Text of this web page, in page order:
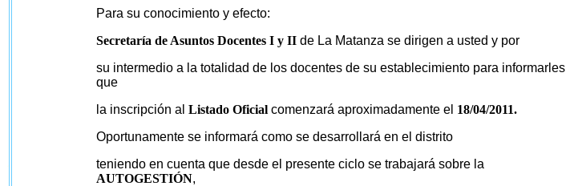
Para su conocimiento y efecto:
Secretaría de Asuntos Docentes I y II de La Matanza se dirigen a usted y por
su intermedio a la totalidad de los docentes de su establecimiento para informarles
que
la inscripción al Listado Oficial comenzará aproximadamente el 18/04/2011.
Oportunamente se informará como se desarrollará en el distrito
teniendo en cuenta que desde el presente ciclo se trabajará sobre la
AUTOGESTIÓN,